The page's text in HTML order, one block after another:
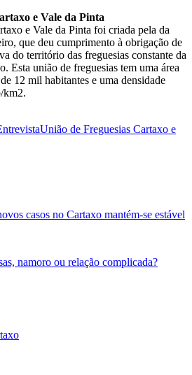
e Vale da Pinta
e Vale da Pinta foi criada pela da
que deu cumprimento à obrigação de
do território das freguesias constante da
Esta união de freguesias tem uma área
12 mil habitantes e uma densidade
km2.
União de Freguesias Cartaxo e
casos no Cartaxo mantém-se estável
namoro ou relação complicada?